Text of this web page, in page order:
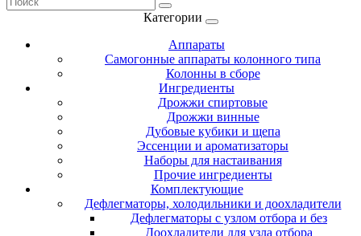
Категории
Аппараты
Самогонные аппараты колонного типа
Колонны в сборе
Ингредиенты
Дрожжи спиртовые
Дрожжи винные
Дубовые кубики и щепа
Эссенции и ароматизаторы
Наборы для настаивания
Прочие ингредиенты
Комплектующие
Дефлегматоры, холодильники и доохладители
Дефлегматоры с узлом отбора и без
Доохладители для узла отбора